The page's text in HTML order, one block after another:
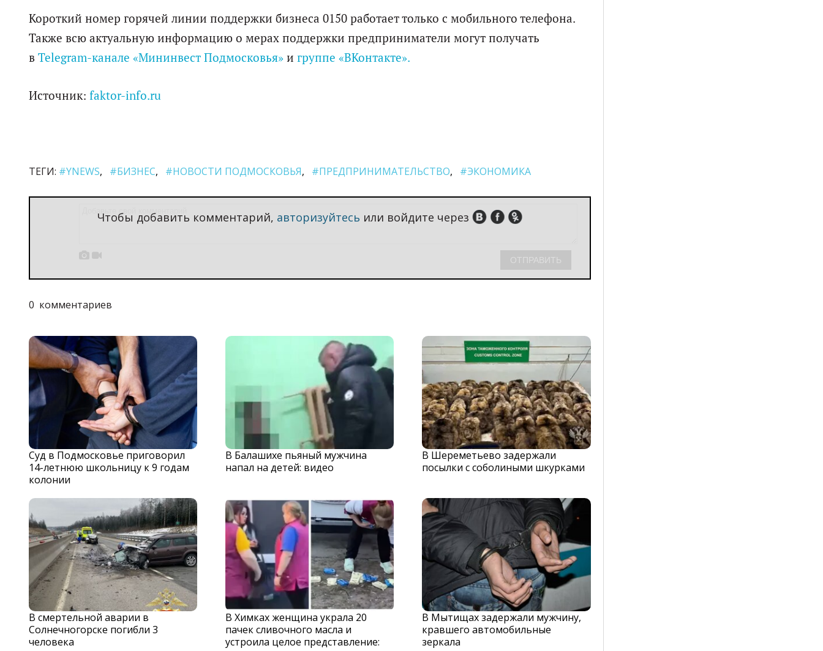
Короткий номер горячей линии поддержки бизнеса 0150 работает только с мобильного телефона.
Также всю актуальную информацию о мерах поддержки предприниматели могут получать
в Telegram-канале «Мининвест Подмосковья» и группе «ВКонтакте».
Источник: faktor-info.ru
ТЕГИ: #YNEWS #БИЗНЕС #НОВОСТИ ПОДМОСКОВЬЯ #ПРЕДПРИНИМАТЕЛЬСТВО #ЭКОНОМИКА
Чтобы добавить комментарий, авторизуйтесь или войдите через
 
0 комментариев
Суд в Подмосковье приговорил
14-летнюю школьницу к 9 годам
колонии
В Балашихе пьяный мужчина
напал на детей: видео
В Шереметьево задержали
посылки с соболиными шкурками
В смертельной аварии в
Солнечногорске погибли 3
человека
В Химках женщина украла 20
пачек сливочного масла и
устроила целое представление:
В Мытищах задержали мужчину,
кравшего автомобильные
зеркала